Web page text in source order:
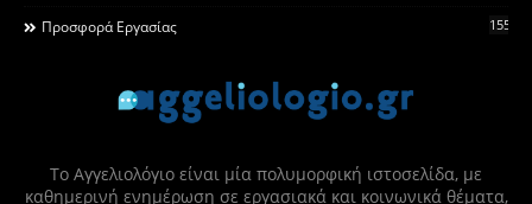
Προσφορά Εργασίας 155
Το Αγγελιολόγιο είναι μία πολυμορφική ιστοσελίδα, με
καθημερινή ενημέρωση σε εργασιακά και κοινωνικά θέματα,